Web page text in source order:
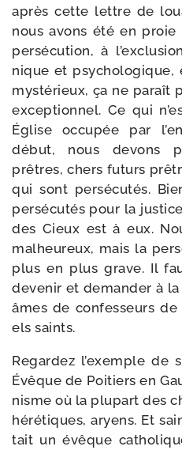
après cette lettre de
nous avons été en
per­sé­cu­tion, à
nique et psy­cho­lo­gique,
mys­té­rieux, ça ne paraît
excep­tion­nel. Ce qui
Église occu­pée par
début, nous devons
prêtres, chers futurs
qui sont per­sé­cu­tés.
per­sé­cu­tés pour la
des Cieux est à eux.
mal­heu­reux, mais la
plus en plus grave. Il
deve­nir et deman­der à la
âmes de confes­seurs
els saints.
Regardez l’exemple de
Évêque de Poitiers en
nisme où la plu­part des
héré­tiques, aryens. Et
tait un évêque